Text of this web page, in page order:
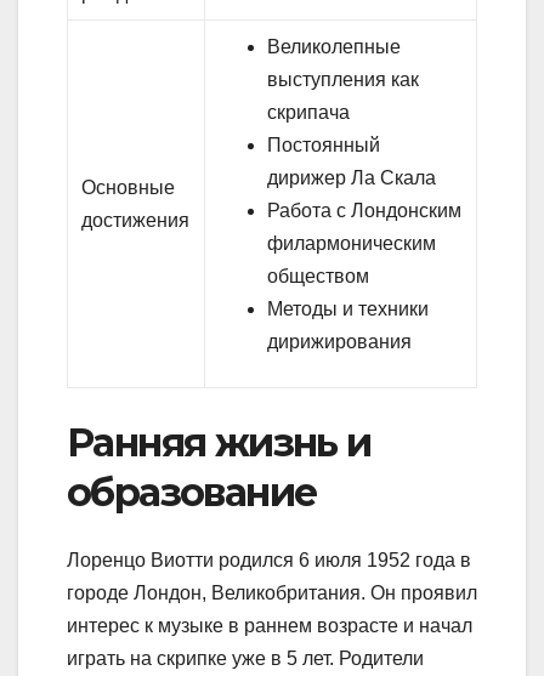
Основные
достижения
Великолепные
выступления как
скрипача
Постоянный
дирижер Ла Скала
Работа с Лондонским
филармоническим
обществом
Методы и техники
дирижирования
Ранняя жизнь и
образование
Лоренцо Виотти родился 6 июля 1952 года в
городе Лондон, Великобритания. Он проявил
интерес к музыке в раннем возрасте и начал
играть на скрипке уже в 5 лет. Родители